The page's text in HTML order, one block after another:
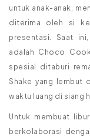
untuk anak-anak,
diterima oleh si
presentasi. Saat
adalah Choco
spesial ditaburi
Shake yang lembut
waktu luang di siang
Untuk membuat
berkolaborasi